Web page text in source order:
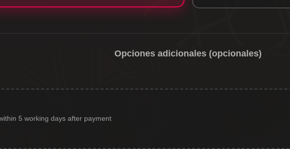
Opciones adicionales (opcionales)
5 working days after payment